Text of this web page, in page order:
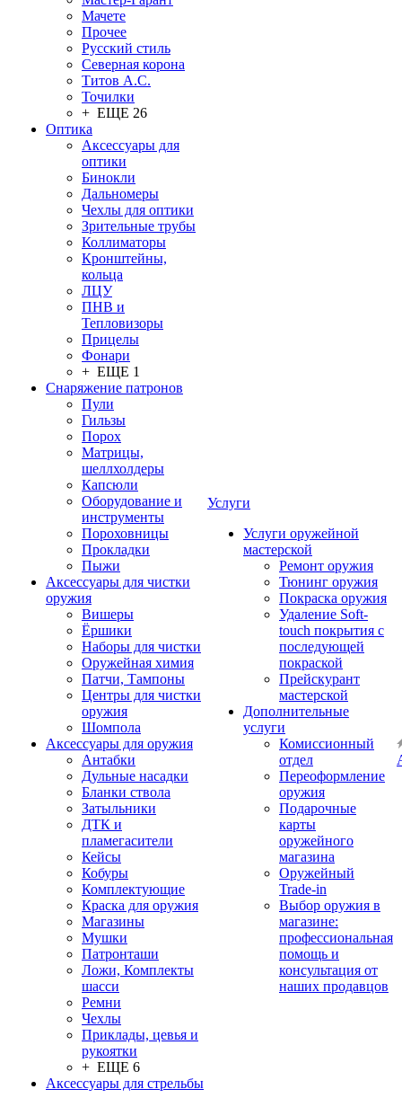
Мачете
Прочее
Русский стиль
Северная корона
Титов А.С.
Точилки
+ ЕЩЕ 26
Оптика
Аксессуары для
оптики
Бинокли
Дальномеры
Чехлы для оптики
Зрительные трубы
Коллиматоры
Кронштейны,
кольца
ЛЦУ
ПНВ и
Тепловизоры
Прицелы
Фонари
+ ЕЩЕ 1
Снаряжение патронов
Пули
Гильзы
Порох
Матрицы,
шеллхолдеры
Капсюли
Оборудование и
инструменты
Пороховницы
Прокладки
Пыжи
Аксессуары для чистки
оружия
Вишеры
Ёршики
Наборы для чистки
Оружейная химия
Патчи, Тампоны
Центры для чистки
оружия
Шомпола
Аксессуары для оружия
Антабки
Дульные насадки
Бланки ствола
Затыльники
ДТК и
пламегасители
Кейсы
Кобуры
Комплектующие
Краска для оружия
Магазины
Мушки
Патронташи
Ложи, Комплекты
шасси
Ремни
Чехлы
Приклады, цевья и
рукоятки
+ ЕЩЕ 6
Аксессуары для стрельбы
Услуги
Услуги оружейной
мастерской
Ремонт оружия
Тюнинг оружия
Покраска оружия
Удаление Soft-
touch покрытия с
последующей
покраской
Прейскурант
мастерской
Дополнительные
услуги
Комиссионный
отдел
Переоформление
оружия
Подарочные
карты
оружейного
магазина
Оружейный
Trade-in
Выбор оружия в
магазине:
профессиональная
помощь и
консультация от
наших продавцов